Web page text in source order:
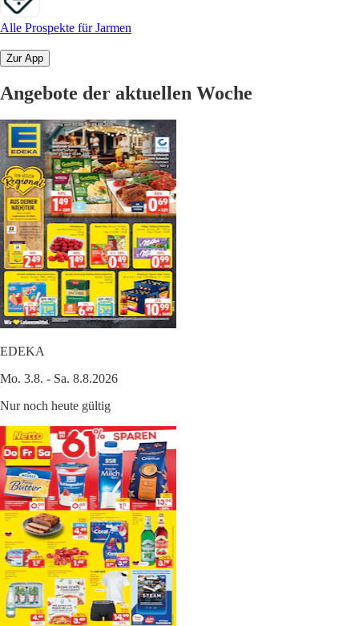
Alle Prospekte für Jarmen
Zur App
Angebote der aktuellen Woche
EDEKA
Mo. 3.8. - Sa. 8.8.2026
Nur noch heute gültig